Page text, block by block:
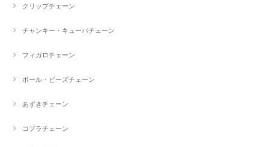
クリップチェーン
チャンキー・キューバチェーン
フィガロチェーン
ボール・ビーズチェーン
あずきチェーン
コプラチェーン